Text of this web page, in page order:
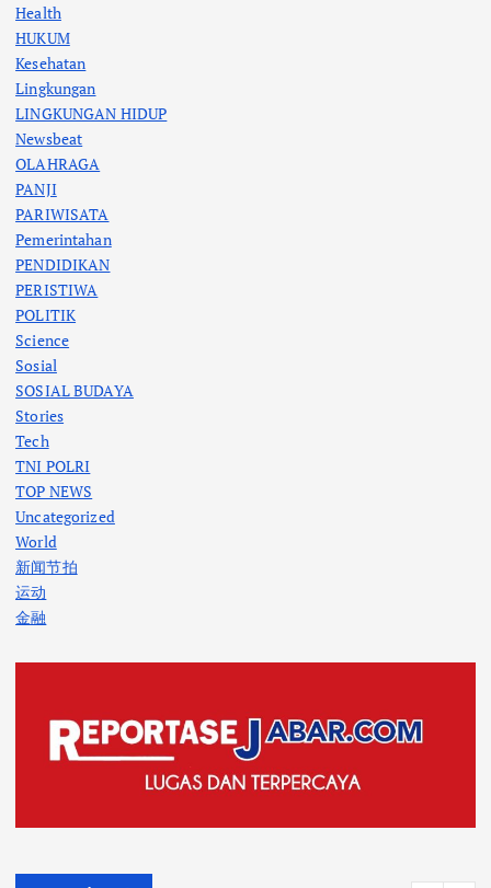
Health
HUKUM
Kesehatan
Lingkungan
LINGKUNGAN HIDUP
Newsbeat
OLAHRAGA
PANJI
PARIWISATA
Pemerintahan
PENDIDIKAN
PERISTIWA
POLITIK
Science
Sosial
SOSIAL BUDAYA
Stories
Tech
TNI POLRI
TOP NEWS
Uncategorized
World
新闻节拍
运动
金融